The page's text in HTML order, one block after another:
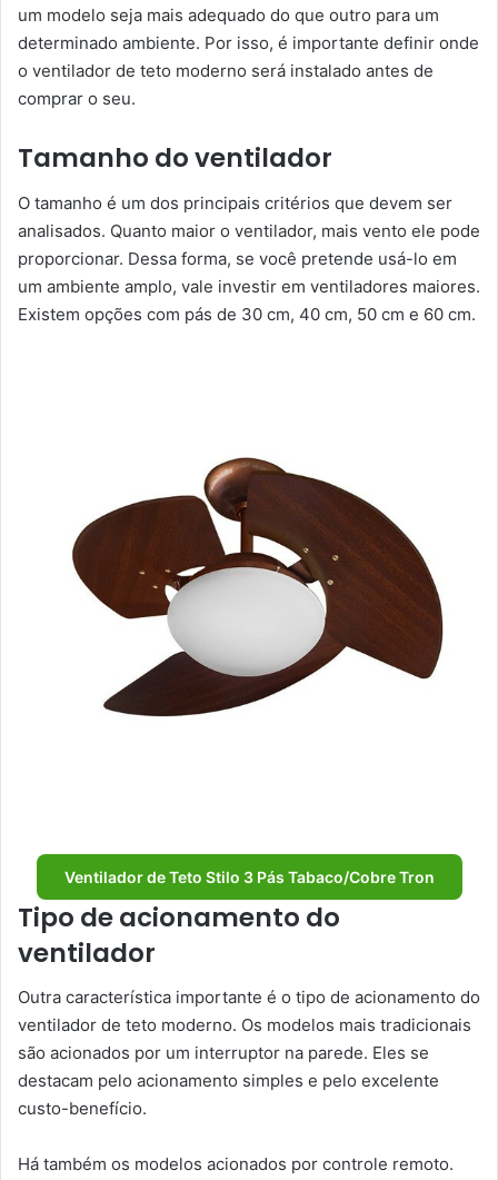
um modelo seja mais adequado do que outro para um
determinado ambiente. Por isso, é importante definir onde
o ventilador de teto moderno será instalado antes de
comprar o seu.
Tamanho do ventilador
O tamanho é um dos principais critérios que devem ser
analisados. Quanto maior o ventilador, mais vento ele pode
proporcionar. Dessa forma, se você pretende usá-lo em
um ambiente amplo, vale investir em ventiladores maiores.
Existem opções com pás de 30 cm, 40 cm, 50 cm e 60 cm.
Ventilador de Teto Stilo 3 Pás Tabaco/Cobre Tron
Tipo de acionamento do
ventilador
Outra característica importante é o tipo de acionamento do
ventilador de teto moderno. Os modelos mais tradicionais
são acionados por um interruptor na parede. Eles se
destacam pelo acionamento simples e pelo excelente
custo-benefício.
Há também os modelos acionados por controle remoto.